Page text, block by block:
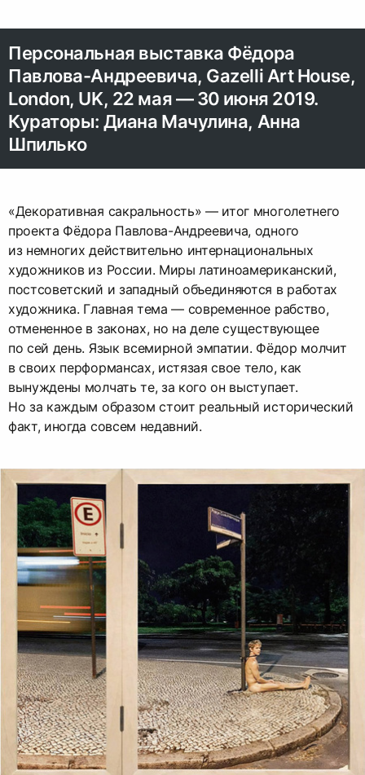
Персональная выставка Фёдора
Павлова-Андреевича, Gazelli Art House,
London, UK, 22 мая — 30 июня 2019.
Кураторы: Диана Мачулина, Анна
Шпилько
«Декоративная сакральность» — итог многолетнего
проекта Фёдора Павлова-Андреевича, одного
из немногих действительно интернациональных
художников из России. Миры латиноамериканский,
постсоветский и западный объединяются в работах
художника. Главная тема — современное рабство,
отмененное в законах, но на деле существующее
по сей день. Язык всемирной эмпатии. Фёдор молчит
в своих перформансах, истязая свое тело, как
вынуждены молчать те, за кого он выступает.
Но за каждым образом стоит реальный исторический
факт, иногда совсем недавний.